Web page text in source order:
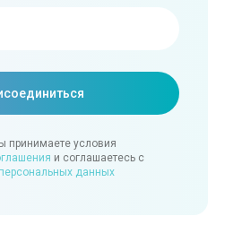
принимаете условия
и соглашаетесь с
данных